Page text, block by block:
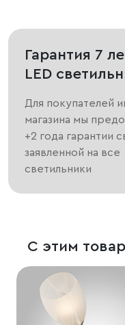
Гарантия 7
LED
Для покупателей
магазина мы
+2 года гарантии
заявленной на все
светильники
С этим